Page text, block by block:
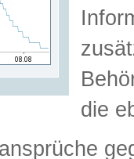
die